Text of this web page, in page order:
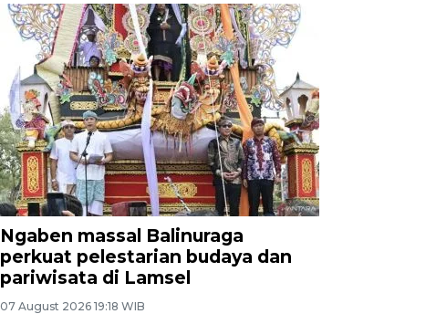
Ngaben massal Balinuraga
perkuat pelestarian budaya dan
pariwisata di Lamsel
07 August 2026 19:18 WIB